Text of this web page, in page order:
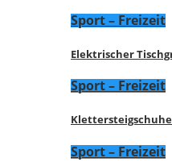
Sport – Freizeit
Elektrischer
Sport – Freizeit
Klettersteigschuhe
Sport – Freizeit